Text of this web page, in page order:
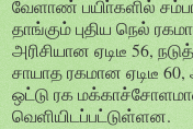
வேளாண் பயிா்களில்
தாங்கும் புதிய நெல்
அரிசியான ஏடிடீ 56,
சாயாத ரகமான ஏடிடீ
ஒட்டு ரக
வெளியிடப்பட்டுள்ளன.